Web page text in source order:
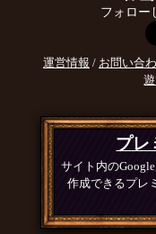
フォロー
運営情報 / お問い合
プレ
サイト内の
作成できるプレ